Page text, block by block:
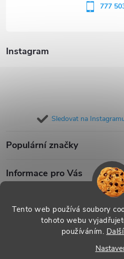
Tento web používá soubory
tohoto webu
používáním.
Instagram
Sledovat na
Populární značky
Informace pro Vás
777
Copyright 2026 .
nastavení